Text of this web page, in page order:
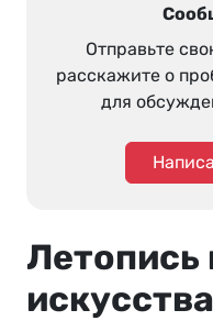
Отправьте
расскажите о
для
Летопись